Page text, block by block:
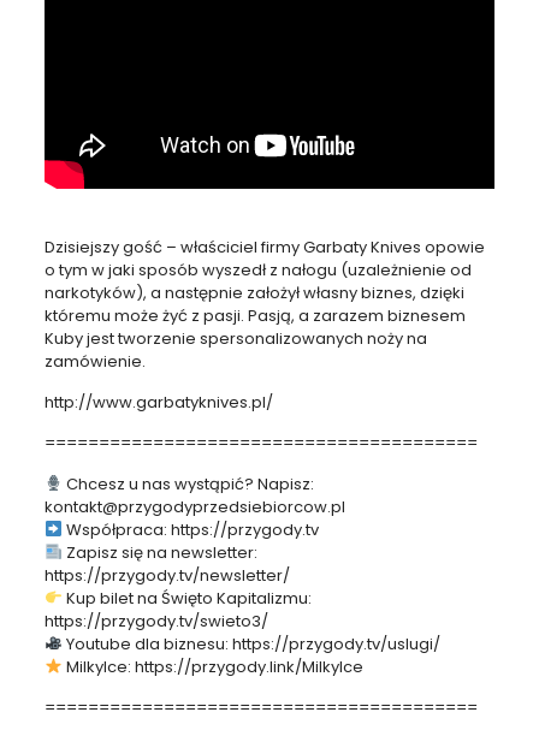
Dzisiejszy gość – właściciel firmy Garbaty Knives opowie
o tym w jaki sposób wyszedł z nałogu (uzależnienie od
narkotyków), a następnie założył własny biznes, dzięki
któremu może żyć z pasji. Pasją, a zarazem biznesem
Kuby jest tworzenie spersonalizowanych noży na
zamówienie.
http://www.garbatyknives.pl/
========================================
Chcesz u nas wystąpić? Napisz:
kontakt@przygodyprzedsiebiorcow.pl
Współpraca: https://przygody.tv
Zapisz się na newsletter:
https://przygody.tv/newsletter/
Kup bilet na Święto Kapitalizmu:
https://przygody.tv/swieto3/
Youtube dla biznesu: https://przygody.tv/uslugi/
MilkyIce: https://przygody.link/MilkyIce
========================================